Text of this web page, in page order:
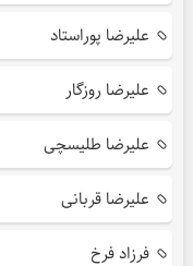
علیرضا پوراستاد
علیرضا روزگار
علیرضا طلیسچی
علیرضا قربانی
فرزاد فرخ